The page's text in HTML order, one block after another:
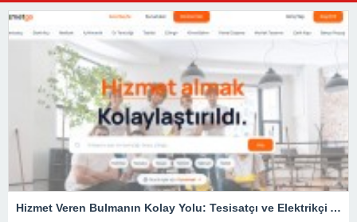
Hizmet Veren Bulmanın Kolay Yolu: Tesisatçı ve Elektrikçi Ararken Nelere Dikkat Edilmeli?